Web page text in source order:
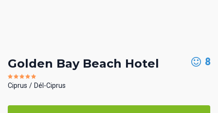
Golden Bay Beach Hotel
Ciprus Dél-Ciprus
8